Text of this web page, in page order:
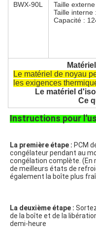
BWX-90L
Taille
Taille interne
Capacité :
Le matériel de noyau
les exigences
Le matériel
Ce
Instructions pour
La première étape : PCM
congélateur pendant au
congélation complète. (En
de meilleurs états de
également la boîte plus
La deuxième étape :
de la boîte et de la
demi-heure